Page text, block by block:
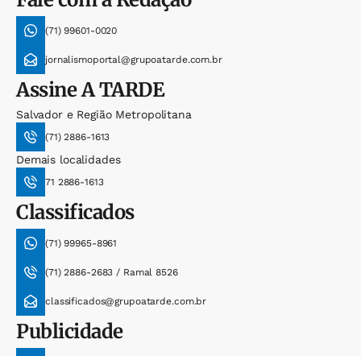
(71) 99601-0020
jornalismoportal@grupoatarde.com.br
AssineA TARDE
Salvador e Região Metropolitana
(71) 2886-1613
Demais localidades
71 2886-1613
Classificados
(71) 99965-8961
(71) 2886-2683 / Ramal 8526
classificados@grupoatarde.com.br
Publicidade